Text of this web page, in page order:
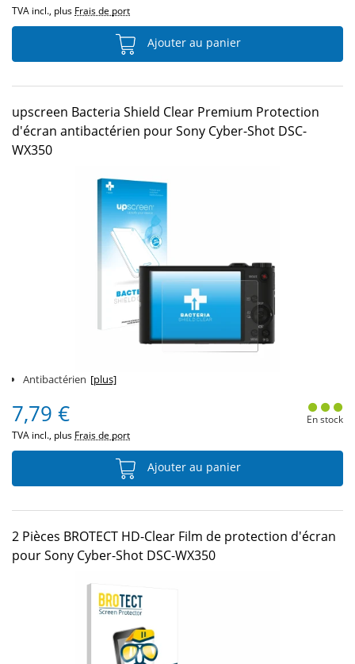
TVA incl., plus Frais de port
Ajouter au panier
upscreen Bacteria Shield Clear Premium Protection
d'écran antibactérien pour Sony Cyber-Shot DSC-
WX350
Antibactérien [plus]
7,79 €
TVA incl., plus Frais de port
En stock
Ajouter au panier
2 Pièces BROTECT HD-Clear Film de protection d'écran
pour Sony Cyber-Shot DSC-WX350